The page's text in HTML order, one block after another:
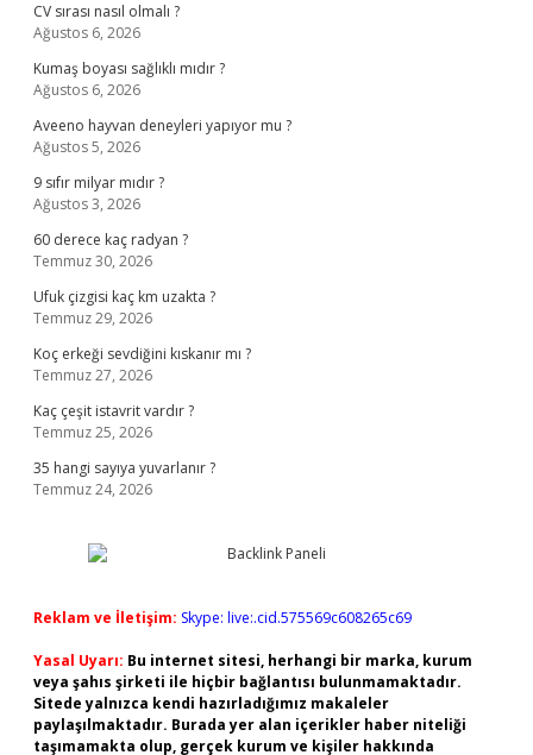
CV sırası nasıl olmalı ?
Ağustos 6, 2026
Kumaş boyası sağlıklı mıdır ?
Ağustos 6, 2026
Aveeno hayvan deneyleri yapıyor mu ?
Ağustos 5, 2026
9 sıfır milyar mıdır ?
Ağustos 3, 2026
60 derece kaç radyan ?
Temmuz 30, 2026
Ufuk çizgisi kaç km uzakta ?
Temmuz 29, 2026
Koç erkeği sevdiğini kıskanır mı ?
Temmuz 27, 2026
Kaç çeşit istavrit vardır ?
Temmuz 25, 2026
35 hangi sayıya yuvarlanır ?
Temmuz 24, 2026
Reklam ve İletişim: Skype: live:.cid.575569c608265c69
Yasal Uyarı: Bu internet sitesi, herhangi bir marka, kurum
veya şahıs şirketi ile hiçbir bağlantısı bulunmamaktadır.
Sitede yalnızca kendi hazırladığımız makaleler
paylaşılmaktadır. Burada yer alan içerikler haber niteliği
taşımamakta olup, gerçek kurum ve kişiler hakkında